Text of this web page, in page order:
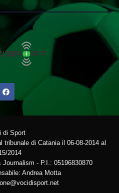
di Sport
tribunale di Catania il 06-08-2014 al
2014
- P.I.: 05196830870
Andrea Motta